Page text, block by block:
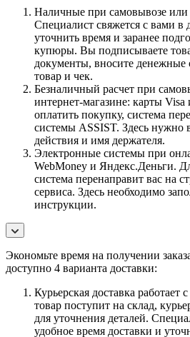
Наличные при самовывозе или
Специалист свяжется с вами в
уточнить время и заранее
купюры. Вы подписываете
документы, вносите денежные
товар и чек.
Безналичный расчет при
интернет-магазине: карты
оплатить покупку, система
системы ASSIST. Здесь нужно
действия и имя держателя.
Электронные системы при
WebMoney и Яндекс.Деньги.
система перенаправит вас на
сервиса. Здесь необходимо
инструкции.
Экономьте время на получении
доступно 4 варианта доставки:
Курьерская доставка работает
товар поступит на склад,
для уточнения деталей.
удобное время доставки и